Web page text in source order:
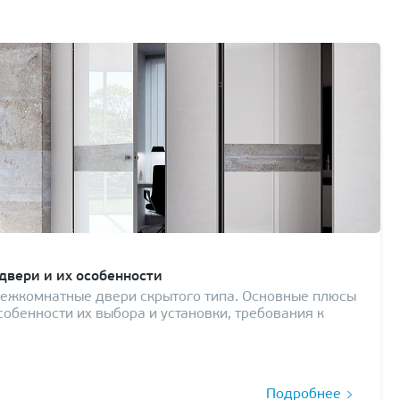
и их особенности
двери скрытого типа. Основные плюсы
их выбора и установки, требования к
Подробнее